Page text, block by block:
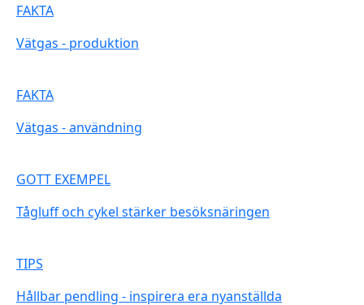
FAKTA
Vätgas - produktion
FAKTA
Vätgas - användning
GOTT EXEMPEL
Tågluff och cykel stärker besöksnäringen
TIPS
Hållbar pendling - inspirera era nyanställda